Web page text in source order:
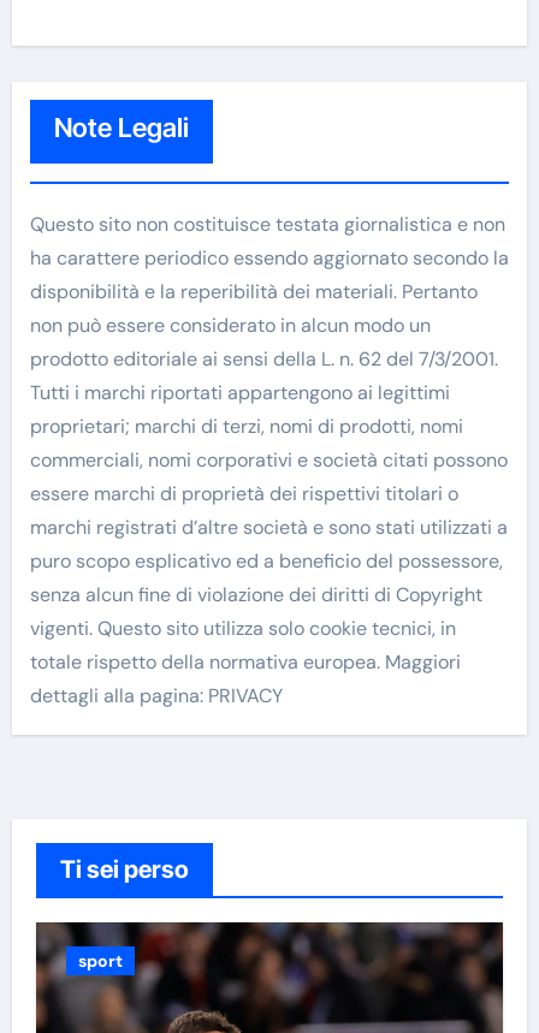
Note Legali
Questo sito non costituisce testata giornalistica e non
ha carattere periodico essendo aggiornato secondo la
disponibilità e la reperibilità dei materiali. Pertanto
non può essere considerato in alcun modo un
prodotto editoriale ai sensi della L. n. 62 del 7/3/2001.
Tutti i marchi riportati appartengono ai legittimi
proprietari; marchi di terzi, nomi di prodotti, nomi
commerciali, nomi corporativi e società citati possono
essere marchi di proprietà dei rispettivi titolari o
marchi registrati d’altre società e sono stati utilizzati a
puro scopo esplicativo ed a beneficio del possessore,
senza alcun fine di violazione dei diritti di Copyright
vigenti. Questo sito utilizza solo cookie tecnici, in
totale rispetto della normativa europea. Maggiori
dettagli alla pagina: PRIVACY
Ti sei perso
sport